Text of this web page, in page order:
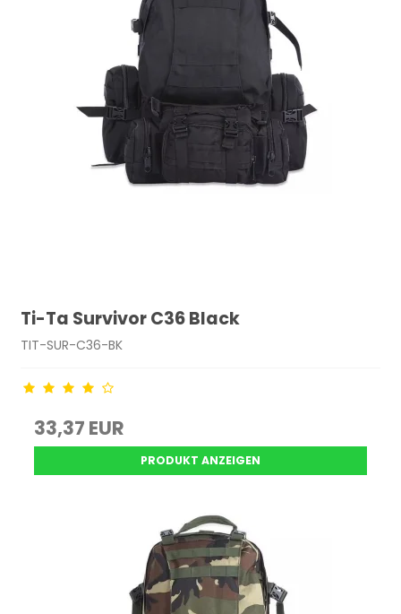
Ti-Ta Survivor C36 Black
TIT-SUR-C36-BK
33,37 EUR
PRODUKT ANZEIGEN